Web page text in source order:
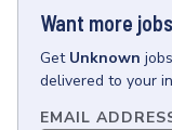
Want more
Get Unknown jobs
delivered to your
EMAIL